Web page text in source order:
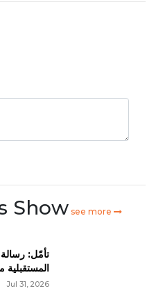
Show see more
تأمّل:
المستقبلية
Jul 31, 2026